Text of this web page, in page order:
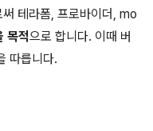
테라폼, 프로바이더, mo
목적으로 합니다. 이때 버
따릅니다.